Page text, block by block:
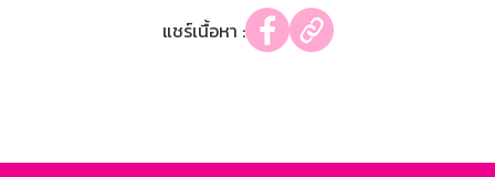
แชร์เนื้อหา :